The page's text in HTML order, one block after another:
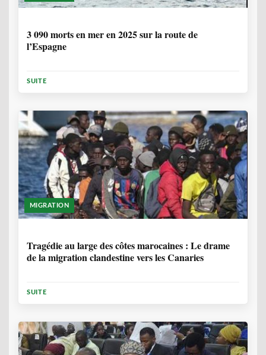
3 090 morts en mer en 2025 sur la route de
l’Espagne
SUITE
MIGRATION
Tragédie au large des côtes marocaines : Le drame
de la migration clandestine vers les Canaries
SUITE